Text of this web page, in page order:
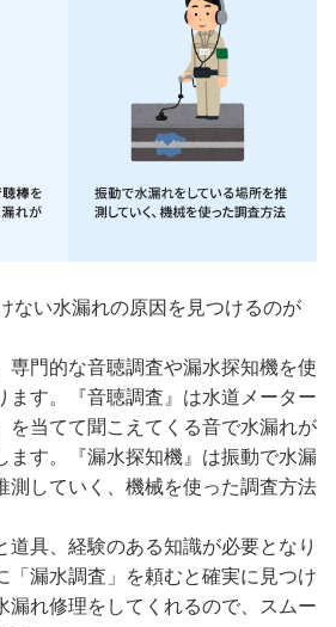
ない水漏れの原因を見つけるのが
専門的な音聴調査や漏水探知機を使
ます。『音聴調査』は水道メーター
を当てて聞こえてくる音で水漏れが
ます。『漏水探知機』は振動で水漏
測していく、機械を使った調査方法
道具、経験のある知識が必要となり
「漏水調査」を頼むと確実に見つけ
漏れ修理をしてくれるので、スムー